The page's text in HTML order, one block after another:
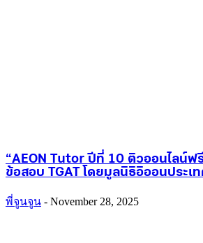
“AEON Tutor ปีที่ 10 ติวออนไลน์
ข้อสอบ TGAT โดยมูลนิธิอิออนประเ
พี่จูนจูน - November 28, 2025